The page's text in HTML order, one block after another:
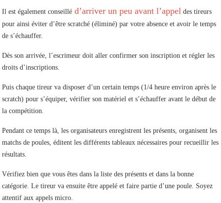
Il est également conseillé d’arriver un peu avant l’appel des tireurs
pour ainsi éviter d’être scratché (éliminé) par votre absence et avoir le temps
de s’échauffer.
Dès son arrivée, l’escrimeur doit aller confirmer son inscription et régler les
droits d’inscriptions.
Puis chaque tireur va disposer d’un certain temps (1/4 heure environ après le
scratch) pour s’équiper, vérifier son matériel et s’échauffer avant le début de
la compétition.
Pendant ce temps là, les organisateurs enregistrent les présents, organisent les
matchs de poules, éditent les différents tableaux nécessaires pour recueillir les
résultats.
Vérifiez bien que vous êtes dans la liste des présents et dans la bonne
catégorie. Le tireur va ensuite être appelé et faire partie d’une poule. Soyez
attentif aux appels micro.